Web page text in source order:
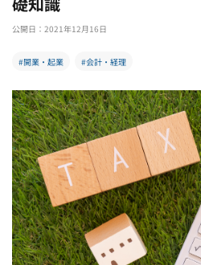
公開日：2021年12月16日
#開業・起業 #会計・経理